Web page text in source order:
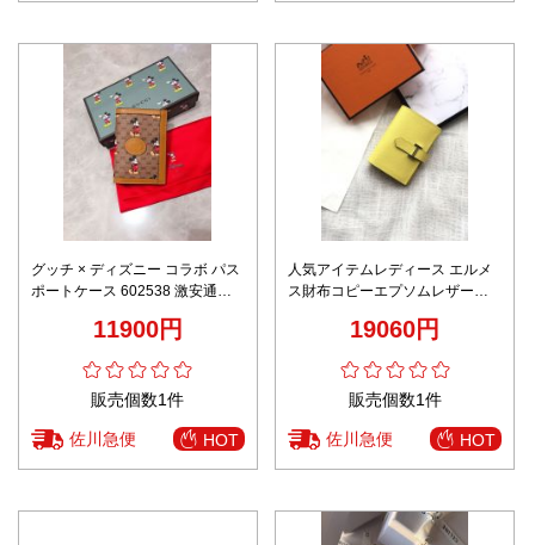
グッチ × ディズニー コラボ パス
ポートケース 602538 激安通販
度 発送保証11900円
販売個数1件
佐川急便 HOT
人気アイテムレディース エルメ
ス財布コピーエプソムレザー
19060円
販売個数1件
佐川急便 HOT